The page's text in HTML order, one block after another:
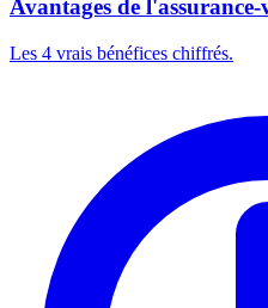
Avantages de l'assurance-
Les 4 vrais bénéfices chiffrés.